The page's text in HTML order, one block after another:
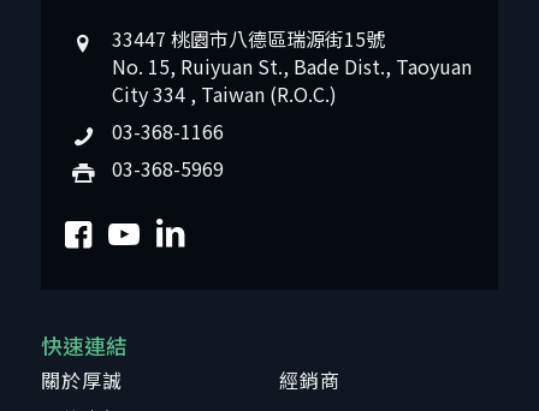
33447 桃園市八德區瑞源街15號
No. 15, Ruiyuan St., Bade Dist., Taoyuan
City 334 , Taiwan (R.O.C.)
03-368-1166
03-368-5969
快速連結
關於厚誠
經銷商